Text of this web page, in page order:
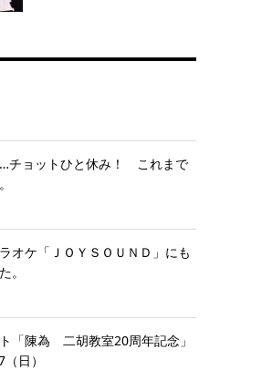
チョットひと休み！ これまで
オケ「ＪＯＹＳＯＵＮＤ」にも
。
「陳為 二胡教室20周年記念」
日）